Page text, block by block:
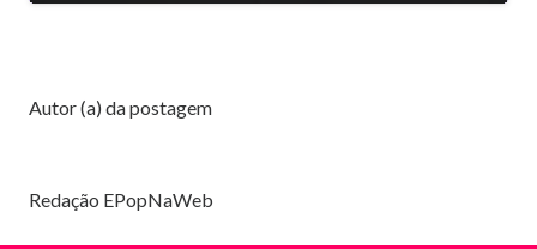
Autor (a) da postagem
Redação EPopNaWeb